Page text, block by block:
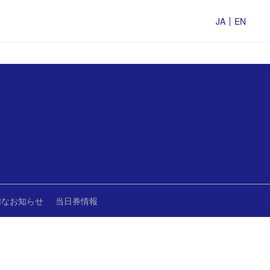
JA EN
お知らせ 当日券情報